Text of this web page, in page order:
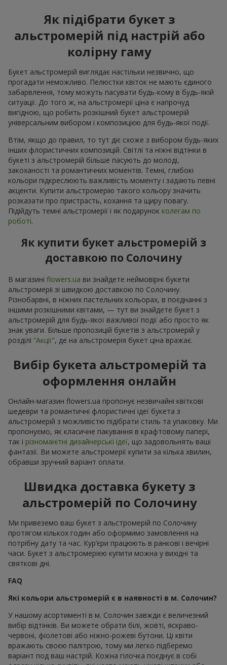
Як підібрати букет з
альстромерій під настрій або
колірну гаму
Букет альстромерій виглядає настільки незвично, що
прогадати неможливо. Пелюстки квіток не мають єдиного
забарвлення, тому можуть пасувати будь-кому в будь-якій
ситуації. До того ж, на альстромерії ціна є напрочуд
вигідною, що робить розкішний букет альстромерій
універсальним вибором і композицією для будь-якої події.
Втім, якщо до правил, то тут діє схоже з вибором будь-яких
інших флористичних композицій. Світлі та ніжні відтінки в
букеті з альстромерій більше пасують до молоді,
закоханості та романтичних моментів. Темні, глибокі
кольори підкреслюють важливість моменту і задають певні
акценти. Купити альстромерію такого кольору значить
розказати про пристрасть, кохання та щиру повагу.
Підійдуть темні альстромерії і як подарунок колегам по
роботі.
Як купити букет альстромерій з
доставкою по Солочину
В магазині flowers.ua ви знайдете неймовірні букети
альстромеріі зі швидкою доставкою по Солочину.
Різнобарвні, в ніжних пастельних кольорах, в поєднанні з
іншими розкішними квітами, — тут ви знайдете букет з
альстромерій для будь-якої важливої події або просто як
знак уваги. Більше пропозицій букетів з альстромерій у
розділі “Акції", де на альстромерія букет ціна вражає.
Вибір букета альстромерій та
оформлення онлайн
Онлайн-магазин flowers.ua пропонує незвичайні квіткові
шедеври та романтичні флористичні ідеї букета з
альстромерій з можливістю підібрати стиль та упаковку. Ми
пропонуємо, як класичне пакування в крафтовому папері,
так і різноманітні дизайнерські ідеї, що задовольнять ваші
фантазії. Ви можете альстромерії купити за кілька хвилин,
обравши зручний варіант оплати.
Швидка доставка букету з
альстромерій по Солочину
Ми привеземо ваш букет з альстромерій по Солочину
протягом кількох годин або оформимо замовлення на
потрібну дату та час. Кур’єри працюють в ранкові і вечірні
часи. Букет з альстромерією купити можна у вихідні та
святкові дні.
FAQ
Які кольори альстромерій є в наявності в м. Солочин?
У нашому асортименті в м. Солочин завжди є величезний
вибір відтінків. Ви можете обрати білі, жовті, яскраво-
червоні, фіолетові або ніжно-рожеві бутони. Ці квіти
вражають своєю палітрою, тому ми легко підберемо
варіант под ваш настрій. Кожна гілочка поєднує в собі